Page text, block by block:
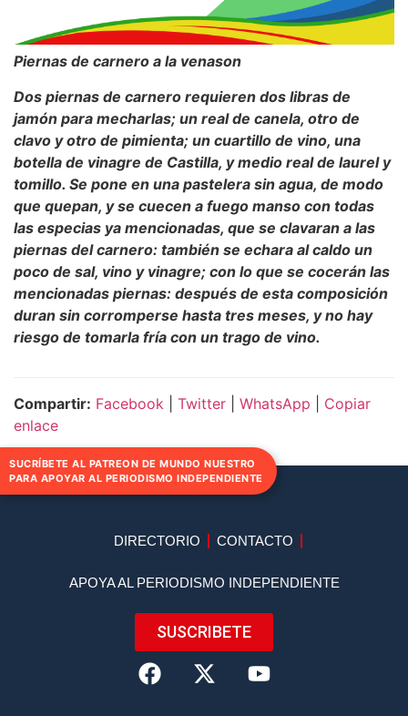
Piernas de carnero a la venason
Dos piernas de carnero requieren dos libras de
jamón para mecharlas; un real de canela, otro de
clavo y otro de pimienta; un cuartillo de vino, una
botella de vinagre de Castilla, y medio real de laurel y
tomillo. Se pone en una pastelera sin agua, de modo
que quepan, y se cuecen a fuego manso con todas
las especias ya mencionadas, que se clavaran a las
piernas del carnero: también se echara al caldo un
poco de sal, vino y vinagre; con lo que se cocerán las
mencionadas piernas: después de esta composición
duran sin corromperse hasta tres meses, y no hay
riesgo de tomarla fría con un trago de vino.
Compartir: Facebook Twitter WhatsApp
Copiar
enlace
DIRECTORIO CONTACTO
APOYA AL PERIODISMO INDEPENDIENTE
SUSCRIBETE
SUCRÍBETE AL PATREON DE MUNDO NUESTRO
PARA APOYAR AL PERIODISMO INDEPENDIENTE